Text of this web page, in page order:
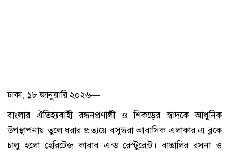
ঢাকা, ১৮ জানুয়ারি ২০২৬—
বাংলার ঐতিহ্যবাহী রন্ধনপ্রণালী ও শিকড়ের স্বাদকে আধুনিক
উপস্থাপনায় তুলে ধরার প্রত্যয়ে বসুন্ধরা আবাসিক এলাকার এ ব্লকে
চালু হলো হেরিটেজ কাবাব এন্ড রেস্টুরেন্ট। বাঙালির রসনা ও